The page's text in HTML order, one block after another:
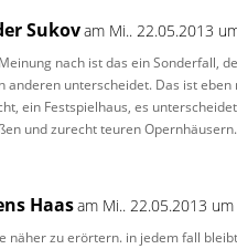
Sukovam Mi.. 22.05.2013
nach ist das ein Sonderfall,
anderen unterscheidet. Das ist eben
ein Festspielhaus, es
und zurecht teuren Opernhäusern.
Haasam Mi.. 22.05.2013
näher zu erörtern. in jedem fall